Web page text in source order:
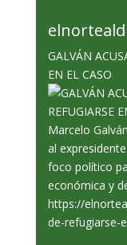
GALVÁN
EN EL CASO